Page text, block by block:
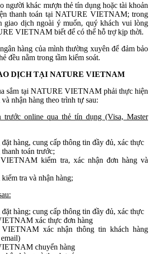
người khác mượn thẻ tín dụng hoặc tài khoản
thanh toán tại NATURE VIETNAM; trong
giao dịch ngoài ý muốn, quý khách vui lòng
VIETNAM biết để có thể hỗ trợ kịp thời.
hàng của mình thường xuyên để đảm bảo
đều nằm trong tầm kiểm soát.
DỊCH TẠI NATURE VIETNAM
sắm tại NATURE VIETNAM phải thực hiện
nhận hàng theo trình tự sau:
trước online qua thẻ tín dụng (Visa, Master
hàng, cung cấp thông tin đầy đủ, xác thực
toán trước;
kiểm tra, xác nhận đơn hàng và
tra và nhận hàng;
hàng; cung cấp thông tin đầy đủ, xác thực
xác thực đơn hàng
xác nhận thông tin khách hàng
chuyển hàng